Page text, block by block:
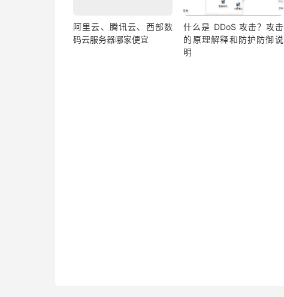
阿里云、腾讯云、西部数
码云服务器哪家便宜
什么是 DDoS 攻击？攻击
的原理解释和防护防御说
明